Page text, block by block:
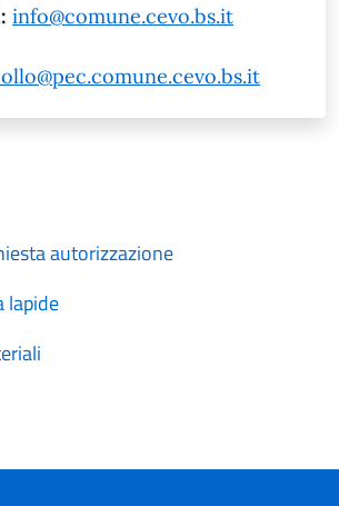
info@comune.cevo.bs.it
autorizzazione
lapide